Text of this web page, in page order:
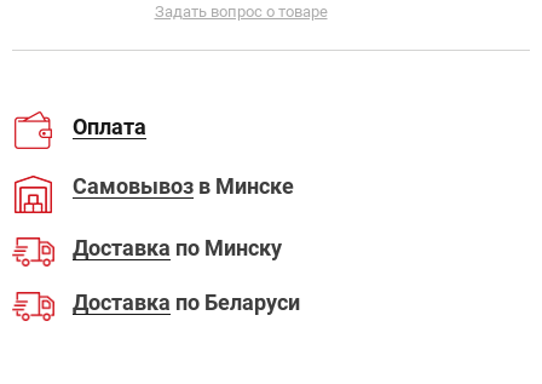
Задать вопрос о товаре
Оплата
Самовывоз в Минске
Доставка по Минску
Доставка по Беларуси